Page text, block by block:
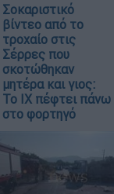
Σοκαριστικό
βίντεο από το
τροχαίο στις
Σέρρες που
σκοτώθηκαν
μητέρα και γιος:
Το ΙΧ πέφτει πάνω
στο φορτηγό